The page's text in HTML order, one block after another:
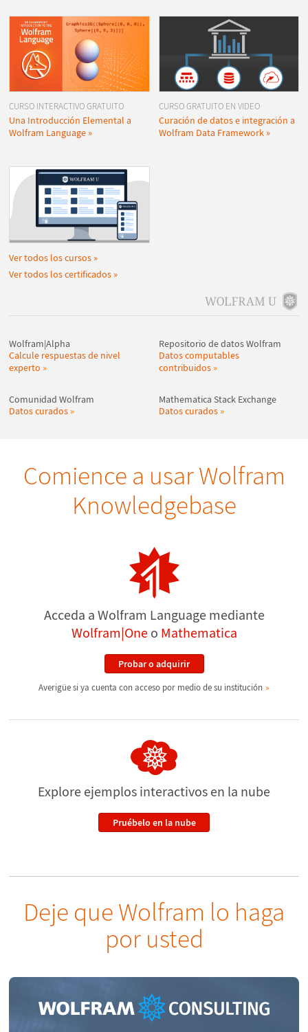
CURSO INTERACTIVO GRATUITO
Una Introducción Elemental a
Wolfram Language
CURSO GRATUITO EN VIDEO
Curación de datos e integración a
Wolfram Data Framework
Ver todos los cursos
Ver todos los certificados
Wolfram|Alpha
Calcule respuestas de nivel
experto
Repositorio de datos Wolfram
Datos computables
contribuidos
Comunidad Wolfram
Datos curados
Mathematica Stack Exchange
Datos curados
Comience a usar Wolfram
Knowledgebase
Acceda a Wolfram Language mediante
Wolfram|Oneo Mathematica
Probar o adquirir
Averigüe si ya cuenta con acceso por medio de su institución
Explore ejemplos interactivos en la nube
Pruébelo en la nube
Deje que Wolfram lo haga
por usted